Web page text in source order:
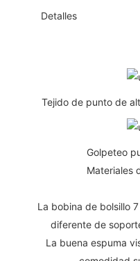
Detalles
Tejido de punto de
Golpeteo
Materiales
La bobina de bolsillo
diferente de
La buena espuma